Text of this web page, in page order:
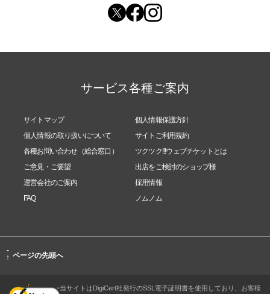
サービス各種ご案内
サイトマップ
個人情報保護方針
個人情報の取り扱いについて
サイトご利用規約
各種お問い合わせ（総合窓口）
ツクツク!!!ウェブチケットとは
ご意見・ご要望
出店をご検討のショップ様
運営会社のご案内
採用情報
FAQ
ノムノム
-
↑ ページの先頭へ
当サイトはDigiCert社発行のSSL電子証明書を使用しており、お客様